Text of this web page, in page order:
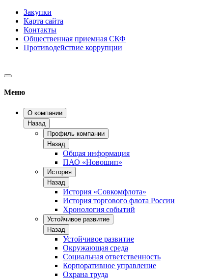
Закупки
Карта сайта
Контакты
Общественная приемная СКФ
Противодействие коррупции
Меню
О компании
Назад
Профиль компании
Назад
Общая информация
ПАО «Новошип»
История
Назад
История «Совкомфлота»
История торгового флота России
Хронология событий
Устойчивое развитие
Назад
Устойчивое развитие
Окружающая среда
Социальная ответственность
Корпоративное управление
Охрана труда